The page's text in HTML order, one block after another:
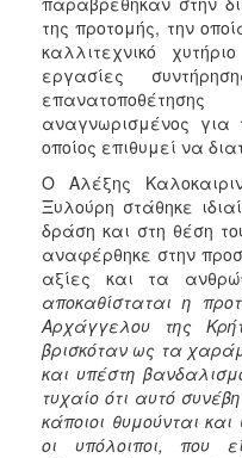
της προτομής, την
καλλιτεχνικό
εργασίες
αναγνωρισμένος για
οποίος επιθυμεί να
Ο Αλέξης
Ξυλούρη στάθηκε
δράση και στη θέση
αναφέρθηκε στην
αξίες και τα
αποκαθίσταται η
Αρχάγγελου της
βρισκόταν ως τα
και υπέστη
τυχαίο ότι αυτό
κάποιοι θυμούνται
οι υπόλοιποι, που